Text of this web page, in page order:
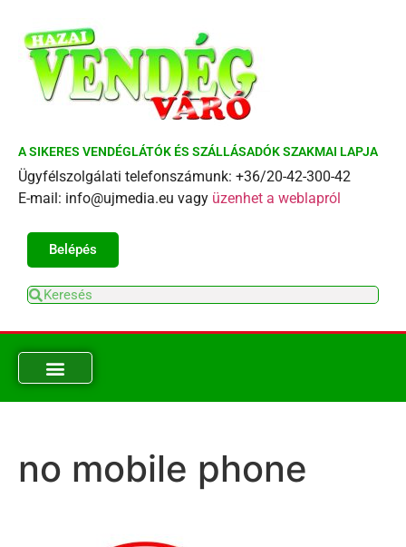
A SIKERES VENDÉGLÁTÓK ÉS SZÁLLÁSADÓK SZAKMAI LAPJA
Ügyfélszolgálati telefonszámunk: +36/20-42-300-42
E-mail: info@ujmedia.eu vagy üzenhet a weblapról
Belépés
no mobile phone